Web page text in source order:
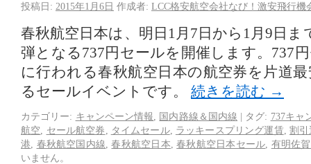
投稿日: 2015年1月6日 作成者: LCC格安航空会社なび！激安飛行機
春秋航空日本は、明日1月7日から1月9日ま
弾となる737円セールを開催します。737
に行われる春秋航空日本の航空券を片道
るセールイベントです。 続きを読む →
カテゴリー: キャンペーン情報 国内路線＆国内線 | タグ: 737キャ
航空
セール航空券 タイムセール, ラッキースプリング運賃 割
港
春秋航空国内線 ,春秋航空日本 ,春秋航空日本セール 有明佐
いません。